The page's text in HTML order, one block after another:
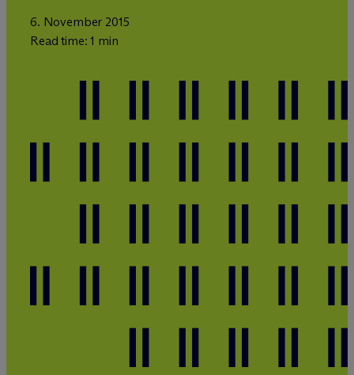
6. November 2015
Read time: 1 min